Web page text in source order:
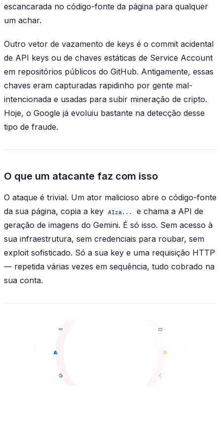
escancarada no código-fonte da página para qualquer
um achar.
Outro vetor de vazamento de keys é o commit acidental
de API keys ou de chaves estáticas de Service Account
em repositórios públicos do GitHub. Antigamente, essas
chaves eram capturadas rapidinho por gente mal-
intencionada e usadas para subir mineração de cripto.
Hoje, o Google já evoluiu bastante na detecção desse
tipo de fraude.
O que um atacante faz com isso
O ataque é trivial. Um ator malicioso abre o código-fonte
da sua página, copia a key
AIza...
e chama a API de
geração de imagens do Gemini. É só isso. Sem acesso à
sua infraestrutura, sem credenciais para roubar, sem
exploit sofisticado. Só a sua key e uma requisição HTTP
— repetida várias vezes em sequência, tudo cobrado na
sua conta.